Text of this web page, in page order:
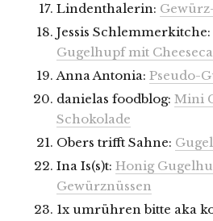
Lindenthalerin:
Jessis Schlemmerkitche:
Gugelhupf mit
Anna Antonia: Pseudo-
danielas foodblog: Mini
Schokolade
Obers trifft Sahne:
Ina Is(s)t: Honig
Gewürznüssen
1x umrühren bitte aka